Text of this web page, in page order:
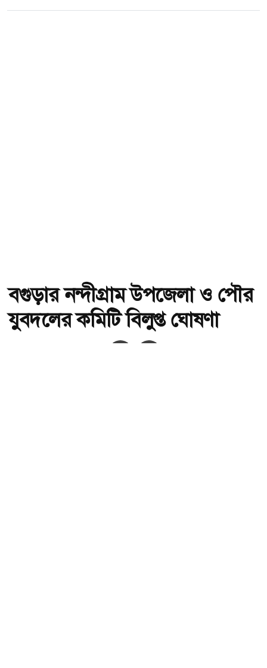
বগুড়ার নন্দীগ্রাম উপজেলা ও পৌর
যুবদলের কমিটি বিলুপ্ত ঘোষণা